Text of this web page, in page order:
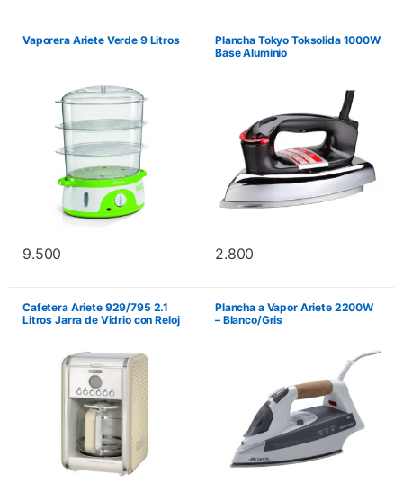
Vaporera Ariete Verde 9 Litros
9.500
Plancha Tokyo Toksolida 1000W
Base Aluminio
2.800
Cafetera Ariete 929/795 2.1
Litros Jarra de Vidrio con Reloj
Plancha a Vapor Ariete 2200W
– Blanco/Gris